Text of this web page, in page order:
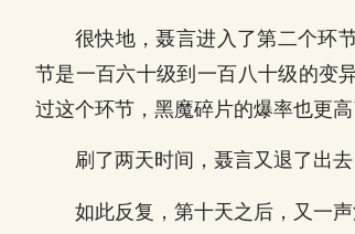
很快地，聂言进入了第二个环
节是一百六十级到一百八十级的变
过这个环节，黑魔碎片的爆率也更
刷了两天时间，聂言又退了出
如此反复，第十天之后，又一